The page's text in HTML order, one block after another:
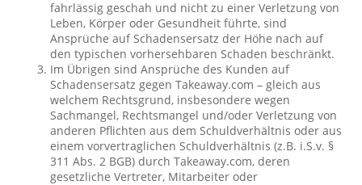
fahrlässig geschah und nicht zu einer Verletzung von
Leben, Körper oder Gesundheit führte, sind
Ansprüche auf Schadensersatz der Höhe nach auf
den typischen vorhersehbaren Schaden beschränkt.
Im Übrigen sind Ansprüche des Kunden auf
Schadensersatz gegen Takeaway.com – gleich aus
welchem Rechtsgrund, insbesondere wegen
Sachmangel, Rechtsmangel und/oder Verletzung von
anderen Pflichten aus dem Schuldverhältnis oder aus
einem vorvertraglichen Schuldverhältnis (z.B. i.S.v. §
311 Abs. 2 BGB) durch Takeaway.com, deren
gesetzliche Vertreter, Mitarbeiter oder